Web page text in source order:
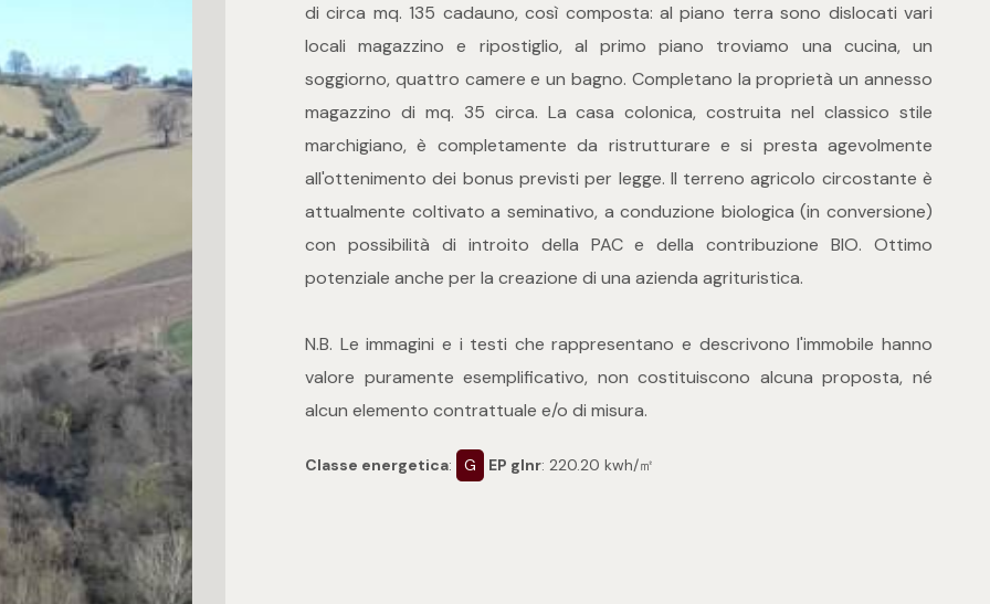
di circa mq. 135 cadauno, così composta: al piano terra sono dislocati vari
locali magazzino e ripostiglio, al primo piano troviamo una cucina, un
soggiorno, quattro camere e un bagno. Completano la proprietà un annesso
magazzino di mq. 35 circa. La casa colonica, costruita nel classico stile
marchigiano, è completamente da ristrutturare e si presta agevolmente
all'ottenimento dei bonus previsti per legge. Il terreno agricolo circostante è
attualmente coltivato a seminativo, a conduzione biologica (in conversione)
con possibilità di introito della PAC e della contribuzione BIO. Ottimo
potenziale anche per la creazione di una azienda agrituristica.
N.B. Le immagini e i testi che rappresentano e descrivono l'immobile hanno
valore puramente esemplificativo, non costituiscono alcuna proposta, né
alcun elemento contrattuale e/o di misura.
Classe energetica: G EP glnr: 220.20 kwh/㎡